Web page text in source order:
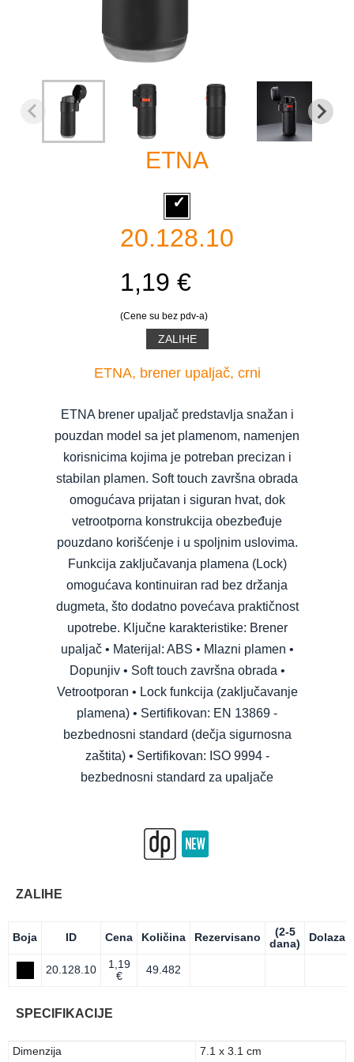
ETNA
20.128.10
1,19 €
(Cene su bez pdv-a)
ZALIHE
ETNA, brener upaljač, crni
ETNA brener upaljač predstavlja snažan i
pouzdan model sa jet plamenom, namenjen
korisnicima kojima je potreban precizan i
stabilan plamen. Soft touch završna obrada
omogućava prijatan i siguran hvat, dok
vetrootporna konstrukcija obezbeđuje
pouzdano korišćenje i u spoljnim uslovima.
Funkcija zaključavanja plamena (Lock)
omogućava kontinuiran rad bez držanja
dugmeta, što dodatno povećava praktičnost
upotrebe. Ključne karakteristike: Brener
upaljač • Materijal: ABS • Mlazni plamen •
Dopunjiv • Soft touch završna obrada •
Vetrootporan • Lock funkcija (zaključavanje
plamena) • Sertifikovan: EN 13869 -
bezbednosni standard (dečja sigurnosna
zaštita) • Sertifikovan: ISO 9994 -
bezbednosni standard za upaljače
ZALIHE
Boja ID Cena Količina Rezervisano
(2-5
dana)
Dolazak
20.128.10
1,19
€
49.482
SPECIFIKACIJE
Dimenzija 7.1 x 3.1 cm